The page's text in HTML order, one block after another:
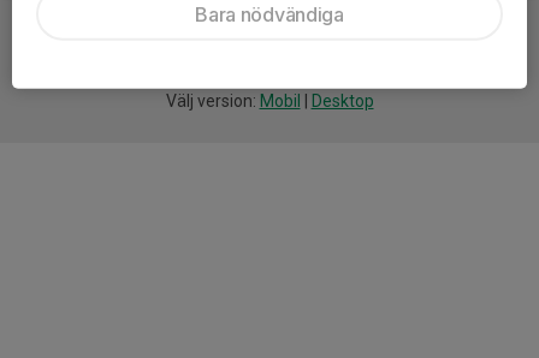
Välj version: Mobil Desktop
Bara nödvändiga